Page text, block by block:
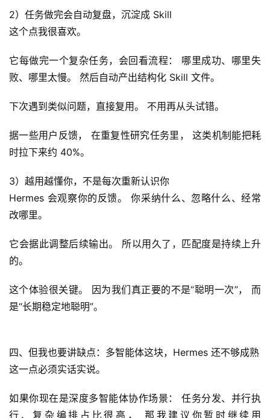
A
干
运
营
记
录
经
验
教
2）任务做完会自动复盘，沉淀成 Skill
这个点我很喜欢。
它每做完一个复杂任务，会回看流程： 哪里成功、哪里失
败、哪里太慢。 然后自动产出结构化 Skill 文件。
下次遇到类似问题，直接复用。 不用再从头试错。
据一些用户反馈， 在重复性研究任务里， 这类机制能把耗
时拉下来约 40%。
3）越用越懂你，不是每次重新认识你
Hermes 会观察你的反馈。 你采纳什么、忽略什么、经常
改哪里。
它会据此调整后续输出。 所以用久了，匹配度是持续上升
的。
这个体验很关键。 因为我们真正要的不是“聪明一次”， 而
是“长期稳定地聪明”。
四、但我也要讲缺点：多智能体这块，Hermes 还不够成熟
这一点必须实话实说。
如果你现在是深度多智能体协作场景： 任务分发、并行执
行、复杂编排占比很高， 那我建议你暂时继续用